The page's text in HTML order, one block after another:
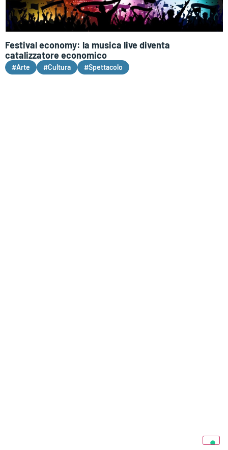
Festival economy: la musica live diventa
catalizzatore economico
#Arte #Cultura #Spettacolo